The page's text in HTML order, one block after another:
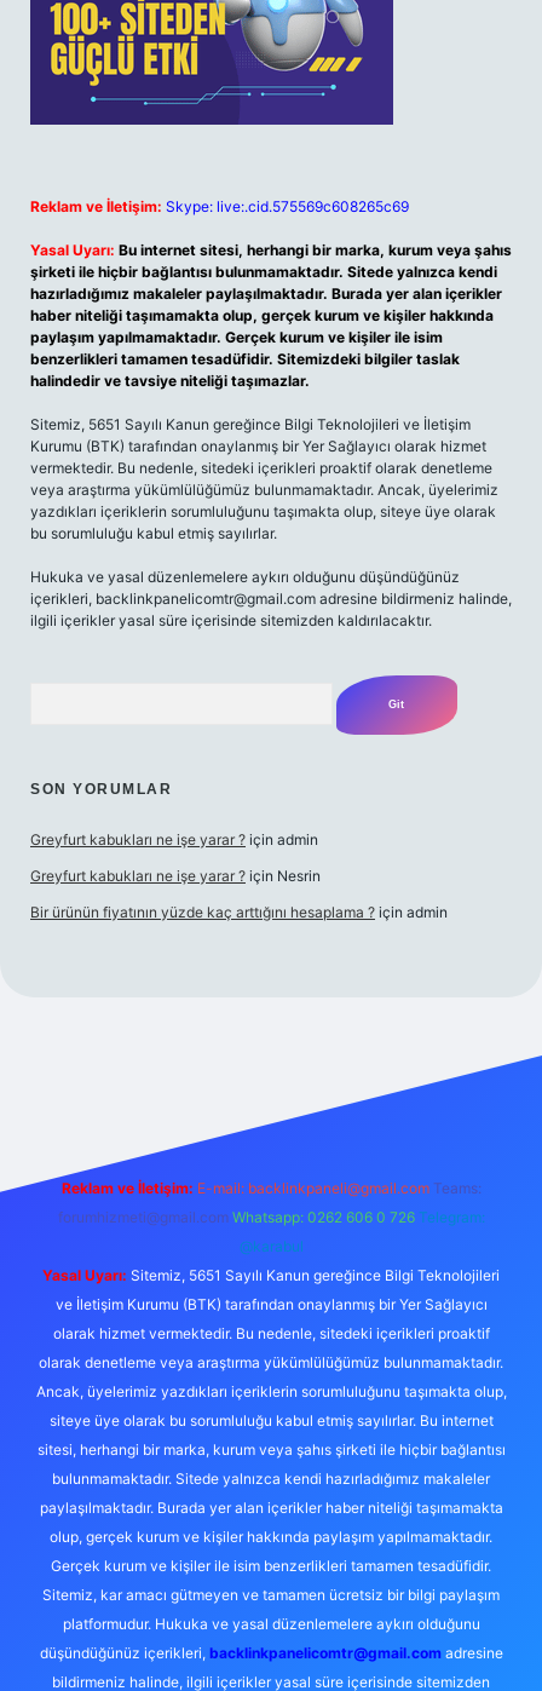
Reklam ve İletişim: Skype: live:.cid.575569c608265c69
Yasal Uyarı: Bu internet sitesi, herhangi bir marka, kurum veya şahıs
şirketi ile hiçbir bağlantısı bulunmamaktadır. Sitede yalnızca kendi
hazırladığımız makaleler paylaşılmaktadır. Burada yer alan içerikler
haber niteliği taşımamakta olup, gerçek kurum ve kişiler hakkında
paylaşım yapılmamaktadır. Gerçek kurum ve kişiler ile isim
benzerlikleri tamamen tesadüfidir. Sitemizdeki bilgiler taslak
halindedir ve tavsiye niteliği taşımazlar.
Sitemiz, 5651 Sayılı Kanun gereğince Bilgi Teknolojileri ve İletişim
Kurumu (BTK) tarafından onaylanmış bir Yer Sağlayıcı olarak hizmet
vermektedir. Bu nedenle, sitedeki içerikleri proaktif olarak denetleme
veya araştırma yükümlülüğümüz bulunmamaktadır. Ancak, üyelerimiz
yazdıkları içeriklerin sorumluluğunu taşımakta olup, siteye üye olarak
bu sorumluluğu kabul etmiş sayılırlar.
Hukuka ve yasal düzenlemelere aykırı olduğunu düşündüğünüz
içerikleri, backlinkpanelicomtr@gmail.com adresine bildirmeniz halinde,
ilgili içerikler yasal süre içerisinde sitemizden kaldırılacaktır.
SON YORUMLAR
Greyfurt kabukları ne işe yarar ? için admin
Greyfurt kabukları ne işe yarar ? için Nesrin
Bir ürünün fiyatının yüzde kaç arttığını hesaplama ? için admin
m elexbet
Reklam ve İletişim: E-mail: backlinkpaneli@gmail.com Teams:
forumhizmeti@gmail.com Whatsapp: 0262 606 0 726 Telegram:
@karabul
Yasal Uyarı: Sitemiz, 5651 Sayılı Kanun gereğince Bilgi Teknolojileri
ve İletişim Kurumu (BTK) tarafından onaylanmış bir Yer Sağlayıcı
olarak hizmet vermektedir. Bu nedenle, sitedeki içerikleri proaktif
olarak denetleme veya araştırma yükümlülüğümüz bulunmamaktadır.
Ancak, üyelerimiz yazdıkları içeriklerin sorumluluğunu taşımakta olup,
siteye üye olarak bu sorumluluğu kabul etmiş sayılırlar. Bu internet
sitesi, herhangi bir marka, kurum veya şahıs şirketi ile hiçbir bağlantısı
bulunmamaktadır. Sitede yalnızca kendi hazırladığımız makaleler
paylaşılmaktadır. Burada yer alan içerikler haber niteliği taşımamakta
olup, gerçek kurum ve kişiler hakkında paylaşım yapılmamaktadır.
Gerçek kurum ve kişiler ile isim benzerlikleri tamamen tesadüfidir.
Sitemiz, kar amacı gütmeyen ve tamamen ücretsiz bir bilgi paylaşım
platformudur. Hukuka ve yasal düzenlemelere aykırı olduğunu
düşündüğünüz içerikleri, backlinkpanelicomtr@gmail.comadresine
bildirmeniz halinde, ilgili içerikler yasal süre içerisinde sitemizden